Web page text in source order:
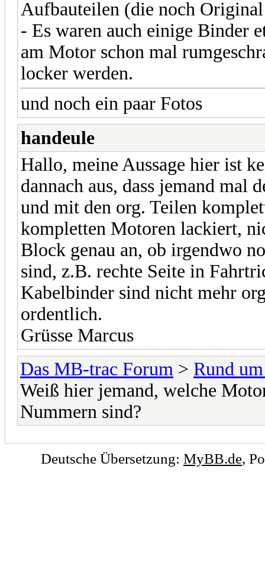
Aufbauteilen (die noch
- Es waren auch einige Binder
am Motor schon mal
locker werden.
und noch ein paar Fotos
handeule
Hallo, meine Aussage hier ist
dannach aus, dass jemand mal
und mit den org. Teilen
kompletten Motoren lackiert,
Block genau an, ob irgendwo
sind, z.B. rechte Seite in
Kabelbinder sind nicht mehr
ordentlich.
Grüsse Marcus
Das MB-trac Forum > Rund
Weiß hier jemand, welche
Nummern sind?
Deutsche Übersetzung: MyBB.de,